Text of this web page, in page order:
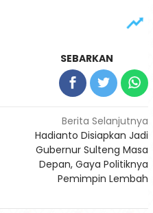
SEBARKAN
Berita Selanjutnya
Hadianto Disiapkan Jadi
Gubernur Sulteng Masa
Depan, Gaya Politiknya
Pemimpin Lembah